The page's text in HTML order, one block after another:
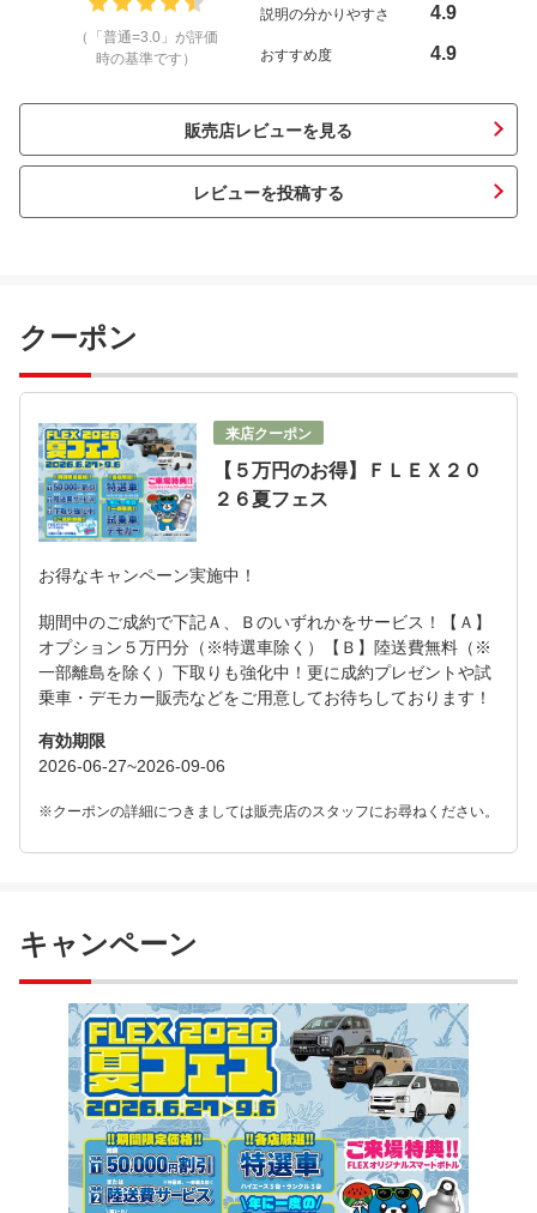
（「普通=3.0」が評価
時の基準です）
説明の分かりやすさ 4.9
おすすめ度 4.9
販売店レビューを見る
レビューを投稿する
クーポン
来店クーポン
【５万円のお得】ＦＬＥＸ２０
２６夏フェス
お得なキャンペーン実施中！
期間中のご成約で下記Ａ、Ｂのいずれかをサービス！【Ａ】
オプション５万円分（※特選車除く）【Ｂ】陸送費無料（※
一部離島を除く）下取りも強化中！更に成約プレゼントや試
乗車・デモカー販売などをご用意してお待ちしております！
有効期限
2026-06-27~2026-09-06
※クーポンの詳細につきましては販売店のスタッフにお尋ねください。
キャンペーン